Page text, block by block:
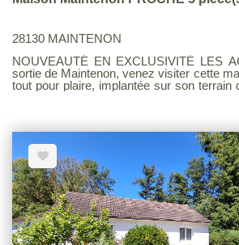
28130 MAINTENON
NOUVEAUTÉ EN EXCLUSIVITÉ LES
sortie de Maintenon, venez visiter cette
tout pour plaire, implantée sur son terrain de 669
salle de bains / WC. Côté pratique :
communiquant avec coin buanderie (+
nombreux rangements dans le grand vide
Une belle terrasse à l'arrière pour vos
fenêtres PVC et la porte d'entrée sont
travaux à prévoir. Contactez-nous vite pour organiser une visite
! Toiture démoussée Voir page 11 du Barème d'honoraires
consultable sur notre site